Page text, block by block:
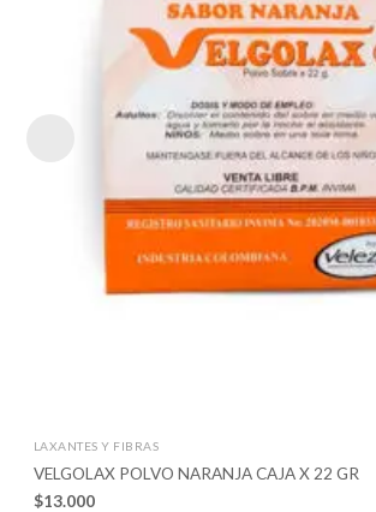
LAXANTES Y FIBRAS
VELGOLAX POLVO NARANJA CAJA X 22 GR
$13.000